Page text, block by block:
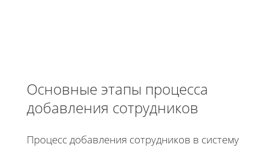
Основные этапы процесса
добавления сотрудников
Процесс добавления сотрудников в систему